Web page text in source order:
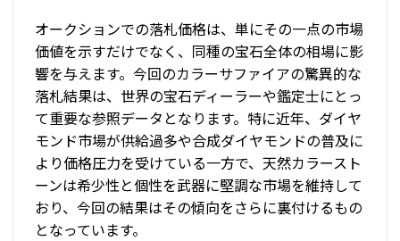
オークションでの落札価格は、単にその一点の市場
価値を示すだけでなく、同種の宝石全体の相場に影
響を与えます。今回のカラーサファイアの驚異的な
落札結果は、世界の宝石ディーラーや鑑定士にとっ
て重要な参照データとなります。特に近年、ダイヤ
モンド市場が供給過多や合成ダイヤモンドの普及に
より価格圧力を受けている一方で、天然カラースト
ーンは希少性と個性を武器に堅調な市場を維持して
おり、今回の結果はその傾向をさらに裏付けるもの
となっています。